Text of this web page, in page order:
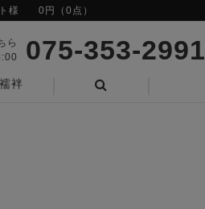
様 0円（0点）
ら
075-353-2991
袢